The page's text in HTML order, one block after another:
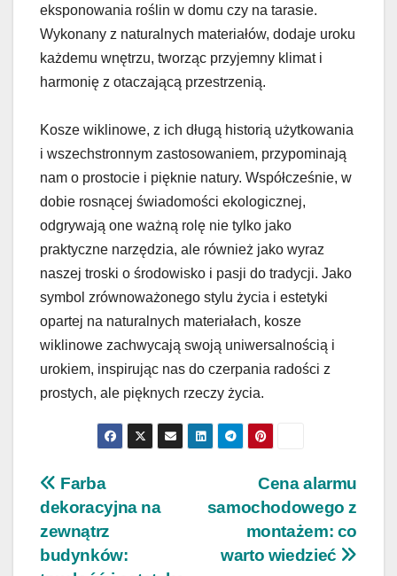
eksponowania roślin w domu czy na tarasie.
Wykonany z naturalnych materiałów, dodaje uroku
każdemu wnętrzu, tworząc przyjemny klimat i
harmonię z otaczającą przestrzenią.
Kosze wiklinowe, z ich długą historią użytkowania
i wszechstronnym zastosowaniem, przypominają
nam o prostocie i pięknie natury. Współcześnie, w
dobie rosnącej świadomości ekologicznej,
odgrywają one ważną rolę nie tylko jako
praktyczne narzędzia, ale również jako wyraz
naszej troski o środowisko i pasji do tradycji. Jako
symbol zrównoważonego stylu życia i estetyki
opartej na naturalnych materiałach, kosze
wiklinowe zachwycają swoją uniwersalnością i
urokiem, inspirując nas do czerpania radości z
prostych, ale pięknych rzeczy życia.
Nawigacja
wpisu
Cena alarmu
samochodowego z
montażem: co
warto wiedzieć
Farba
dekoracyjna na
zewnątrz
budynków: